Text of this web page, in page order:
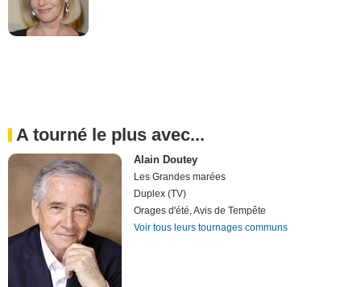
A tourné le plus avec...
Alain Doutey
Les Grandes marées
Duplex (TV)
Orages d'été, Avis de Tempête
Voir tous leurs tournages communs